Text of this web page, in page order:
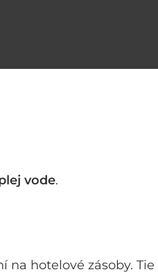
vode.
na hotelové zásoby. Tie